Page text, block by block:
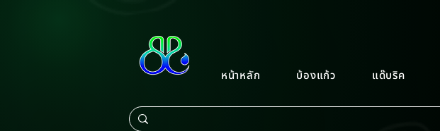
หน้าหลัก บ้องแก้ว แด๊บริค